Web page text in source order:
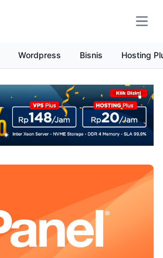
Wordpress Bisnis Hosting